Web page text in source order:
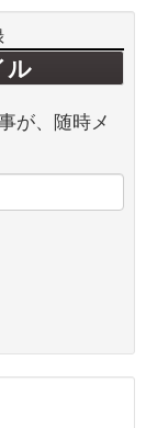
ル
が、随時メ